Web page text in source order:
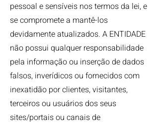
pessoal e sensíveis nos termos da lei, e
se compromete a mantê-los
devidamente atualizados. A ENTIDADE
não possui qualquer responsabilidade
pela informação ou inserção de dados
falsos, inverídicos ou fornecidos com
inexatidão por clientes, visitantes,
terceiros ou usuários dos seus
sites/portais ou canais de